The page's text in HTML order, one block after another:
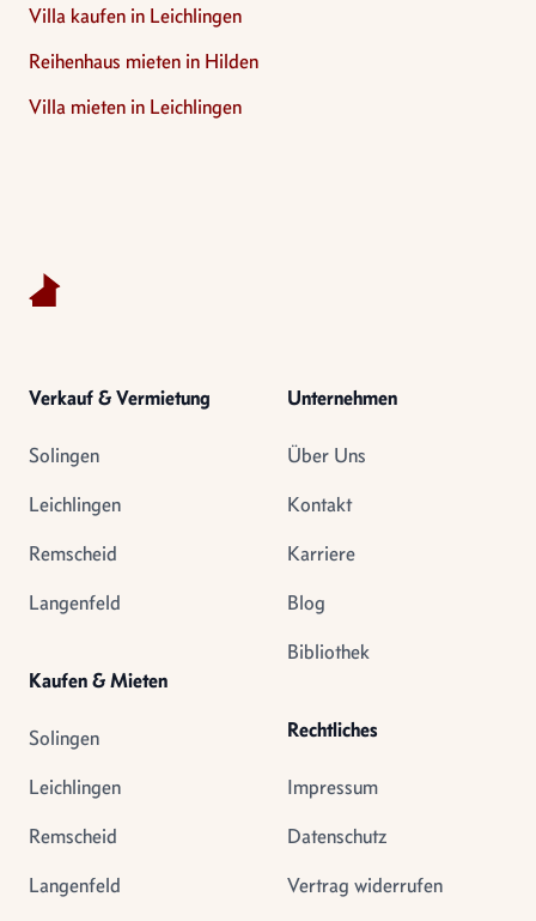
Villa kaufen in Leichlingen
Reihenhaus mieten in Hilden
Villa mieten in Leichlingen
Verkauf & Vermietung
Solingen
Leichlingen
Remscheid
Langenfeld
Kaufen & Mieten
Solingen
Leichlingen
Remscheid
Langenfeld
Unternehmen
Über Uns
Kontakt
Karriere
Blog
Bibliothek
Rechtliches
Impressum
Datenschutz
Vertrag widerrufen